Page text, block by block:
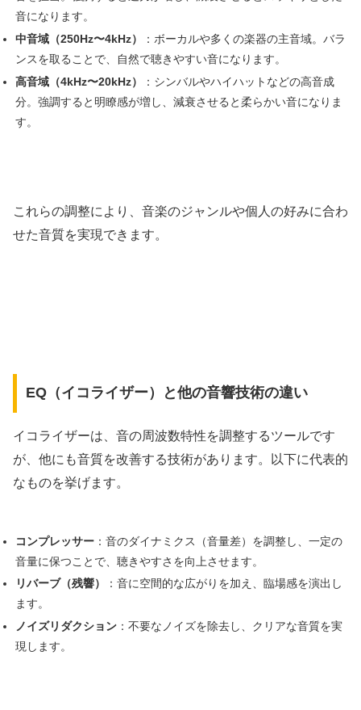
音になります。
中音域（250Hz〜4kHz）
：ボーカルや多くの楽器の主音域。バラ
ンスを取ることで、自然で聴きやすい音になります。
高音域（4kHz〜20kHz）
：シンバルやハイハットなどの高音成
分。強調すると明瞭感が増し、減衰させると柔らかい音になりま
す。
これらの調整により、音楽のジャンルや個人の好みに合わ
せた音質を実現できます。
EQ（イコライザー）と他の音響技術の違い
イコライザーは、音の周波数特性を調整するツールです
が、他にも音質を改善する技術があります。以下に代表的
なものを挙げます。
コンプレッサー：音のダイナミクス（音量差）を調整し、一定の
音量に保つことで、聴きやすさを向上させます。
リバーブ（残響）
：音に空間的な広がりを加え、臨場感を演出し
ます。
ノイズリダクション：不要なノイズを除去し、クリアな音質を実
現します。